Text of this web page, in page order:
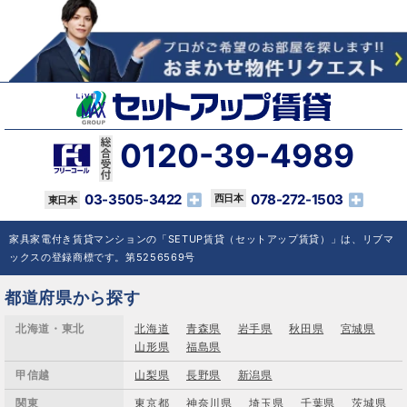
0120-39-4989
03-3505-3422 078-272-1503
家具家電付き賃貸マンションの「SETUP賃貸（セットアップ賃貸）」は、リブマ
ックスの登録商標です。第5256569号
都道府県から探す
北海道・東北 北海道 青森県 岩手県 秋田県
宮城県
山形県
福島県
甲信越 山梨県 長野県 新潟県
関東 東京都 神奈川県 埼玉県 千葉県 茨城県